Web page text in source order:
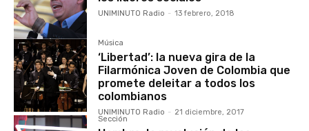
UNIMINUTO Radio - 13 febrero, 2018
Música
‘Libertad’: la nueva gira de la
Filarmónica Joven de Colombia que
promete deleitar a todos los
colombianos
UNIMINUTO Radio - 21 diciembre, 2017
Sección